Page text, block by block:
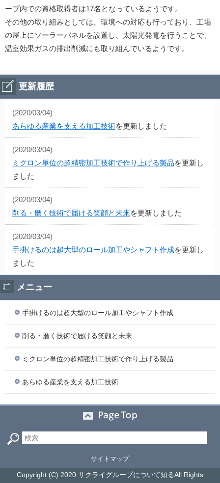
ープ内での資格取得者は17名となっているようです。
その他の取り組みとしては、環境への対応も行っており、工場
の屋上にソーラーパネルを設置し、太陽光発電を行うことで、
温室効果ガスの排出削減にも取り組んでいるようです。
更新履歴
(2020/03/04)
あらゆる産業を支える加工技術を更新しました
(2020/03/04)
ミクロン単位の超精密加工技術で作り上げる製品を更新し
ました
(2020/03/04)
削る・磨く技術で届ける笑顔と未来を更新しました
(2020/03/04)
手掛けるのは超大型のロール加工やシャフト作成を更新し
ました
メニュー
手掛けるのは超大型のロール加工やシャフト作成
削る・磨く技術で届ける笑顔と未来
ミクロン単位の超精密加工技術で作り上げる製品
あらゆる産業を支える加工技術
サイトマップ
Copyright (C) 2020 サクライグループについて知るAll Rights